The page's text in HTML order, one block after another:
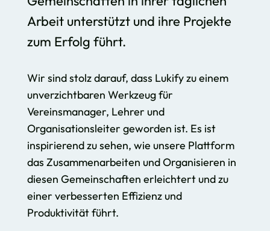
Arbeit unterstützt und ihre Projekte
zum Erfolg führt.
Wir sind stolz darauf, dass Lukify zu einem
unverzichtbaren Werkzeug für
Vereinsmanager, Lehrer und
Organisationsleiter geworden ist. Es ist
inspirierend zu sehen, wie unsere Plattform
das Zusammenarbeiten und Organisieren in
diesen Gemeinschaften erleichtert und zu
einer verbesserten Effizienz und
Produktivität führt.